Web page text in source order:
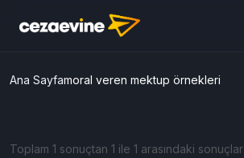
Ana Sayfamoral veren mektup örnekleri
Toplam 1 sonuçtan 1 ile 1 arasındaki